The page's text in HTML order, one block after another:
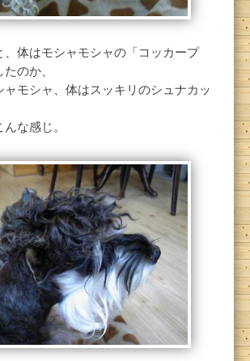
、体はモシャモシャの「コッカープ
のか、
ャモシャ、体はスッキリのシュナカッ
な感じ。